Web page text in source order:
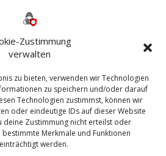
Zustimmung
verwalten
zu bieten, verwenden wir Technologien
zu speichern und/oder darauf
Technologien zustimmst, können wir
oder eindeutige IDs auf dieser Website
deine Zustimmung nicht erteilst oder
bestimmte Merkmale und Funktionen
werden.
firewall Fritzbox
Microsoft
Server Sicherheit
Sophos SSL Ubuntu
UTM VCenter VCSA Veeam
WAZUH Windows
Zertifikat